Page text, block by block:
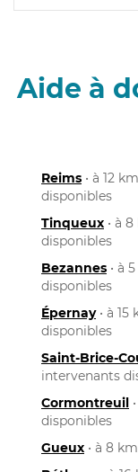
Aide à
Reims • à 12
disponibles
Tinqueux • à
disponibles
Bezannes • à
disponibles
Épernay• à 15
disponibles
Saint-Brice-
intervenants
Cormontreuil
disponibles
Gueux • à 8